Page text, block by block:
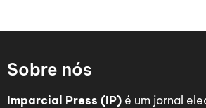
Sobre nós
Imparcial Press (IP) é um jornal